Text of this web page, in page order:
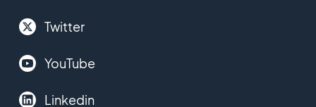
Twitter
YouTube
Linkedin